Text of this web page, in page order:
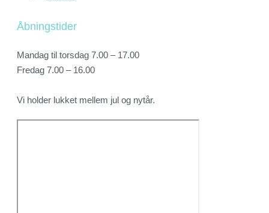
Åbningstider
Mandag til torsdag 7.00 – 17.00
Fredag 7.00 – 16.00
Vi holder lukket mellem jul og nytår.